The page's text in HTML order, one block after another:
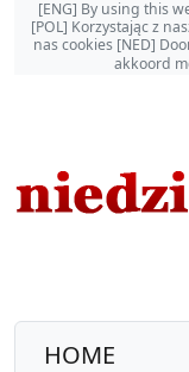
[ENG] By using this
[POL] Korzystając z
nas cookies [NED]
akkoord
HOME